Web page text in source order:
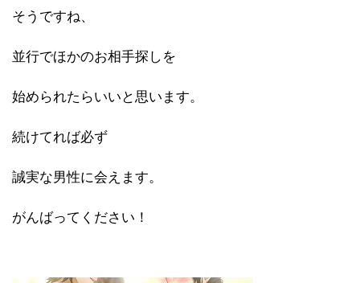
そうですね、
並行でほかのお相手探しを
始められたらいいと思います。
続けてれば必ず
誠実な男性に会えます。
がんばってください！